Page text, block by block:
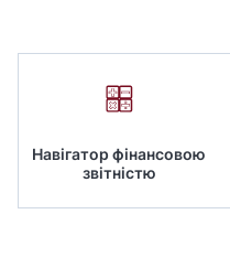
Навігатор фінансовою
звітністю